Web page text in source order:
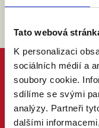
Tato webová
K personalizaci
sociálních médií a
soubory cookie.
sdílíme se svými
analýzy. Partneři
dalšími